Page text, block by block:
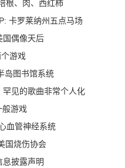
根、肉、西红柿
卡罗莱纳州五点马场
国偶像天后
游戏
岛图书馆系统
罕见的歌曲非常个人化
般游戏
血管神经系统
国烧伤协会
息披露声明